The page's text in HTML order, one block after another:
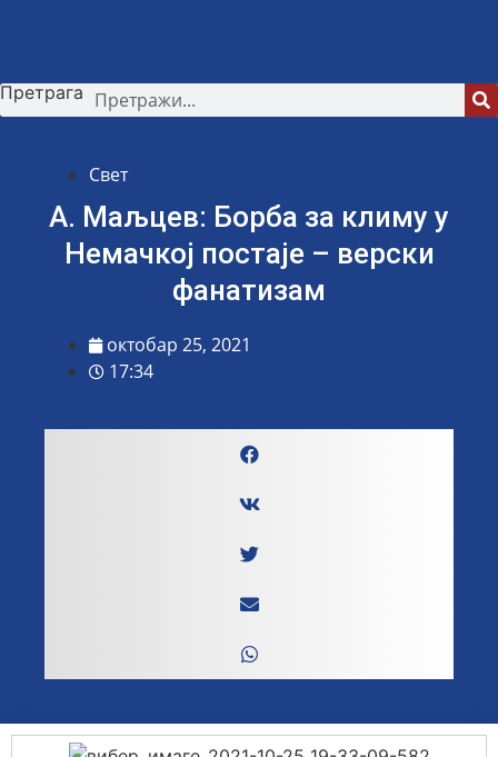
Претрага
Свет
А. Маљцев: Борба за климу у
Немачкој постаје – верски
фанатизам
октобар 25, 2021
17:34